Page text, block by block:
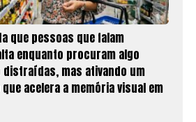
que pessoas que falam
enquanto procuram algo
mas ativando um
acelera a memória visual em